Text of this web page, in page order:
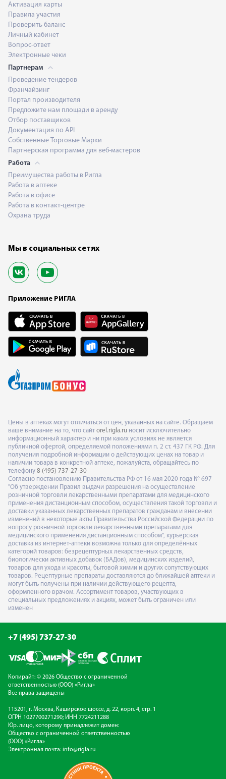
Активация карты
Правила участия
Проверить баланс
Личный кабинет
Вопрос-ответ
Электронные чеки
Партнерам
Проведение тендеров
Франчайзинг
Портал производителя
Предложите нам площади в аренду
Отбор поставщиков
Документация по API
Собственные Торговые Марки
Партнерская программа для веб-мастеров
Работа
Преимущества работы в Ригла
Работа в аптеке
Работа в офисе
Работа в контакт-центре
Охрана труда
Мы в социальных сетях
Приложение РИГЛА
Цены в аптеках могут отличаться от цен, указанных на сайте. Обращаем
ваше внимание на то, что сайт orel.rigla.ru носит исключительно
информационный характер и ни при каких условиях не является
публичной офертой, определяемой положениями п. 2 ст. 437 ГК РФ. Для
получения подробной информации о действующих ценах на товар и
наличии товара в конкретной аптеке, пожалуйста, обращайтесь по
телефону 8 (495) 737-27-30
Согласно постановлению Правительства РФ от 16 мая 2020 года № 697
"Об утверждении Правил выдачи разрешения на осуществление
розничной торговли лекарственными препаратами для медицинского
применения дистанционным способом, осуществления такой торговли и
доставки указанных лекарственных препаратов гражданам и внесении
изменений в некоторые акты Правительства Российской Федерации по
вопросу розничной торговли лекарственными препаратами для
медицинского применения дистанционным способом", курьерская
доставка из интернет-аптеки возможна только для определённых
категорий товаров: безрецептурных лекарственных средств,
биологически активных добавок (БАДов), медицинских изделий,
товаров для ухода и красоты, бытовой химии и других сопутствующих
товаров. Рецептурные препараты доставляются до ближайшей аптеки и
могут быть получены при наличии действующего рецепта,
оформленного врачом. Ассортимент товаров, участвующих в
специальных предложениях и акциях, может быть ограничен или
изменен
+7 (495) 737-27-30
Копирайт: © 2026 Общество с ограниченной
ответственностью (ООО) «Ригла»
Все права защищены
115201, г. Москва, Каширское шоссе, д. 22, корп. 4, стр. 1
ОГРН 1027700271290; ИНН 7724211288
Юр. лицо, которому принадлежит домен:
Общество с ограниченной ответственностью
(ООО) «Ригла»
Электронная почта: info@rigla.ru